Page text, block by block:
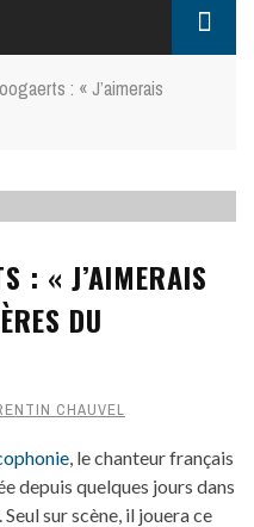
: « J’aimerais
: « J’AIMERAIS
DU
CHAUVEL
, le chanteur français
depuis quelques jours dans
sur scène, il jouera ce